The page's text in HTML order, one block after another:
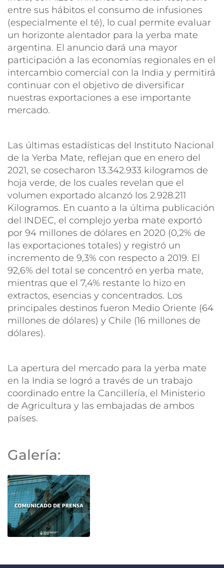
entre sus hábitos el consumo de infusiones
(especialmente el té), lo cual permite evaluar
un horizonte alentador para la yerba mate
argentina. El anuncio dará una mayor
participación a las economías regionales en el
intercambio comercial con la India y permitirá
continuar con el objetivo de diversificar
nuestras exportaciones a ese importante
mercado.
Las últimas estadísticas del Instituto Nacional
de la Yerba Mate, reflejan que en enero del
2021, se cosecharon 13.342.933 kilogramos de
hoja verde, de los cuales revelan que el
volumen exportado alcanzó los 2.928.211
Kilogramos. En cuanto a la última publicación
del INDEC, el complejo yerba mate exportó
por 94 millones de dólares en 2020 (0,2% de
las exportaciones totales) y registró un
incremento de 9,3% con respecto a 2019. El
92,6% del total se concentró en yerba mate,
mientras que el 7,4% restante lo hizo en
extractos, esencias y concentrados. Los
principales destinos fueron Medio Oriente (64
millones de dólares) y Chile (16 millones de
dólares).
La apertura del mercado para la yerba mate
en la India se logró a través de un trabajo
coordinado entre la Cancillería, el Ministerio
de Agricultura y las embajadas de ambos
países.
Galería: